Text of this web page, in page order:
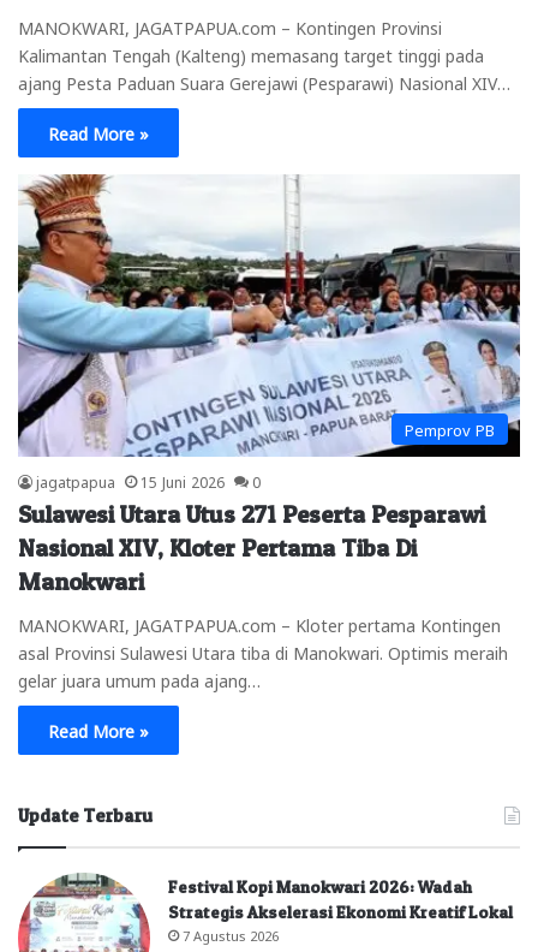
MANOKWARI, JAGATPAPUA.com – Kontingen Provinsi
Kalimantan Tengah (Kalteng) memasang target tinggi pada
ajang Pesta Paduan Suara Gerejawi (Pesparawi) Nasional XIV…
Read More »
Pemprov PB
jagatpapua 15 Juni 2026 0
Sulawesi Utara Utus 271 Peserta Pesparawi
Nasional XIV, Kloter Pertama Tiba Di
Manokwari
MANOKWARI, JAGATPAPUA.com – Kloter pertama Kontingen
asal Provinsi Sulawesi Utara tiba di Manokwari. Optimis meraih
gelar juara umum pada ajang…
Read More »
Update Terbaru
Festival Kopi Manokwari 2026: Wadah
Strategis Akselerasi Ekonomi Kreatif Lokal
7 Agustus 2026